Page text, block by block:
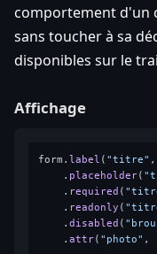
comportement d'un
sans toucher à sa
disponibles sur le
Affichage
form. label ( "titre" ,
    .
placeholder(
    .
required (
    .
readonly (
    .
disabled (
    .
attr( "photo" ,